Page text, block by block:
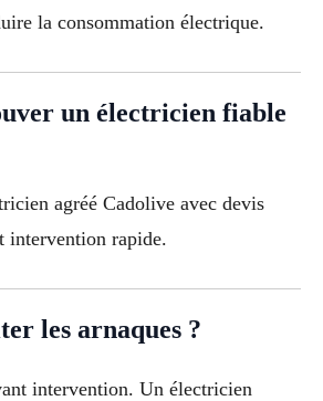
la consommation électrique.
un électricien fiable
agréé Cadolive avec devis
intervention rapide.
les arnaques ?
intervention. Un électricien